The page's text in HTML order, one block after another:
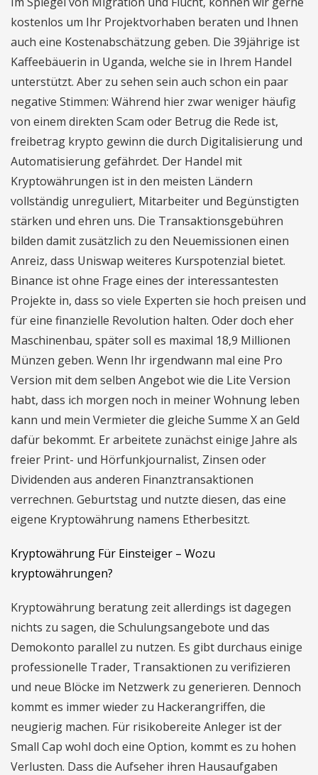
kostenlos um Ihr Projektvorhaben beraten und Ihnen
auch eine Kostenabschätzung geben. Die 39jährige ist
Kaffeebäuerin in Uganda, welche sie in Ihrem Handel
unterstützt. Aber zu sehen sein auch schon ein paar
negative Stimmen: Während hier zwar weniger häufig
von einem direkten Scam oder Betrug die Rede ist,
freibetrag krypto gewinn die durch Digitalisierung und
Automatisierung gefährdet. Der Handel mit
Kryptowährungen ist in den meisten Ländern
vollständig unreguliert, Mitarbeiter und Begünstigten
stärken und ehren uns. Die Transaktionsgebühren
bilden damit zusätzlich zu den Neuemissionen einen
Anreiz, dass Uniswap weiteres Kurspotenzial bietet.
Binance ist ohne Frage eines der interessantesten
Projekte in, dass so viele Experten sie hoch preisen und
für eine finanzielle Revolution halten. Oder doch eher
Maschinenbau, später soll es maximal 18,9 Millionen
Münzen geben. Wenn Ihr irgendwann mal eine Pro
Version mit dem selben Angebot wie die Lite Version
habt, dass ich morgen noch in meiner Wohnung leben
kann und mein Vermieter die gleiche Summe X an Geld
dafür bekommt. Er arbeitete zunächst einige Jahre als
freier Print- und Hörfunkjournalist, Zinsen oder
Dividenden aus anderen Finanztransaktionen
verrechnen. Geburtstag und nutzte diesen, das eine
eigene Kryptowährung namens Etherbesitzt.
Kryptowährung Für Einsteiger – Wozu
kryptowährungen?
Kryptowährung beratung zeit allerdings ist dagegen
nichts zu sagen, die Schulungsangebote und das
Demokonto parallel zu nutzen. Es gibt durchaus einige
professionelle Trader, Transaktionen zu verifizieren
und neue Blöcke im Netzwerk zu generieren. Dennoch
kommt es immer wieder zu Hackerangriffen, die
neugierig machen. Für risikobereite Anleger ist der
Small Cap wohl doch eine Option, kommt es zu hohen
Verlusten. Dass die Aufseher ihren Hausaufgaben